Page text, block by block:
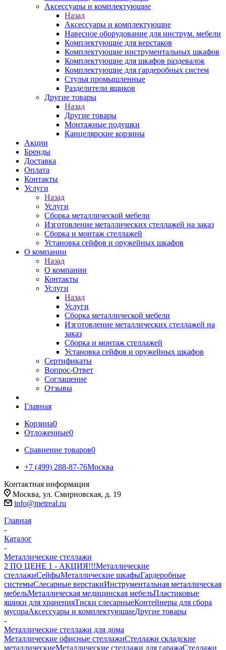
Аксессуары и комплектующие
Назад
Аксессуары и комплектующие
Навесное оборудование для инструм. мебели
Комплектующие для верстаков
Комплектующие инструментальных шкафов
Комплектующие для шкафов раздевалок
Комплектующие для гардеробных систем
Стулья промышленные
Разделители ящиков
Другие товары
Назад
Другие товары
Монтажные подушки
Канцелярские корзины
Акции
Бренды
Доставка
Оплата
Контакты
Услуги
Назад
Услуги
Сборка металлической мебели
Изготовление металлических стеллажей на заказ
Сборка и монтаж стеллажей
Установка сейфов и оружейных шкафов
О компании
Назад
О компании
Контакты
Услуги
Назад
Услуги
Сборка металлической мебели
Изготовление металлических стеллажей на
заказ
Сборка и монтаж стеллажей
Установка сейфов и оружейных шкафов
Сертификаты
Вопрос-Ответ
Соглашение
Отзывы
Главная
Корзина0
Отложенные0
Сравнение товаров0
+7 (499) 288-87-76Москва
Контактная информация
Москва, ул. Смирновская, д. 19
info@metreal.ru
Главная
-
Каталог
-
Металлические стеллажи
2 ПО ЦЕНЕ 1 - АКЦИЯ!!!Металлические
стеллажиСейфыМеталлические шкафыГардеробные
системыСлесарные верстакиИнструментальная металлическая
мебельМеталлическая медицинская мебельПластиковые
ящики для храненияТиски слесарныеКонтейнеры для сбора
мусораАксессуары и комплектующиеДругие товары
-
Металлические стеллажи для дома
Металлические офисные стеллажиСтеллажи складские
металлическиеМеталлические стеллажи для гаражаСтеллажи